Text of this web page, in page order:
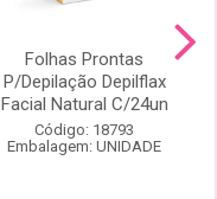
Folhas Prontas
P/Depilação Depilflax
Facial Natural C/24un
Código: 18793
Embalagem: UNIDADE